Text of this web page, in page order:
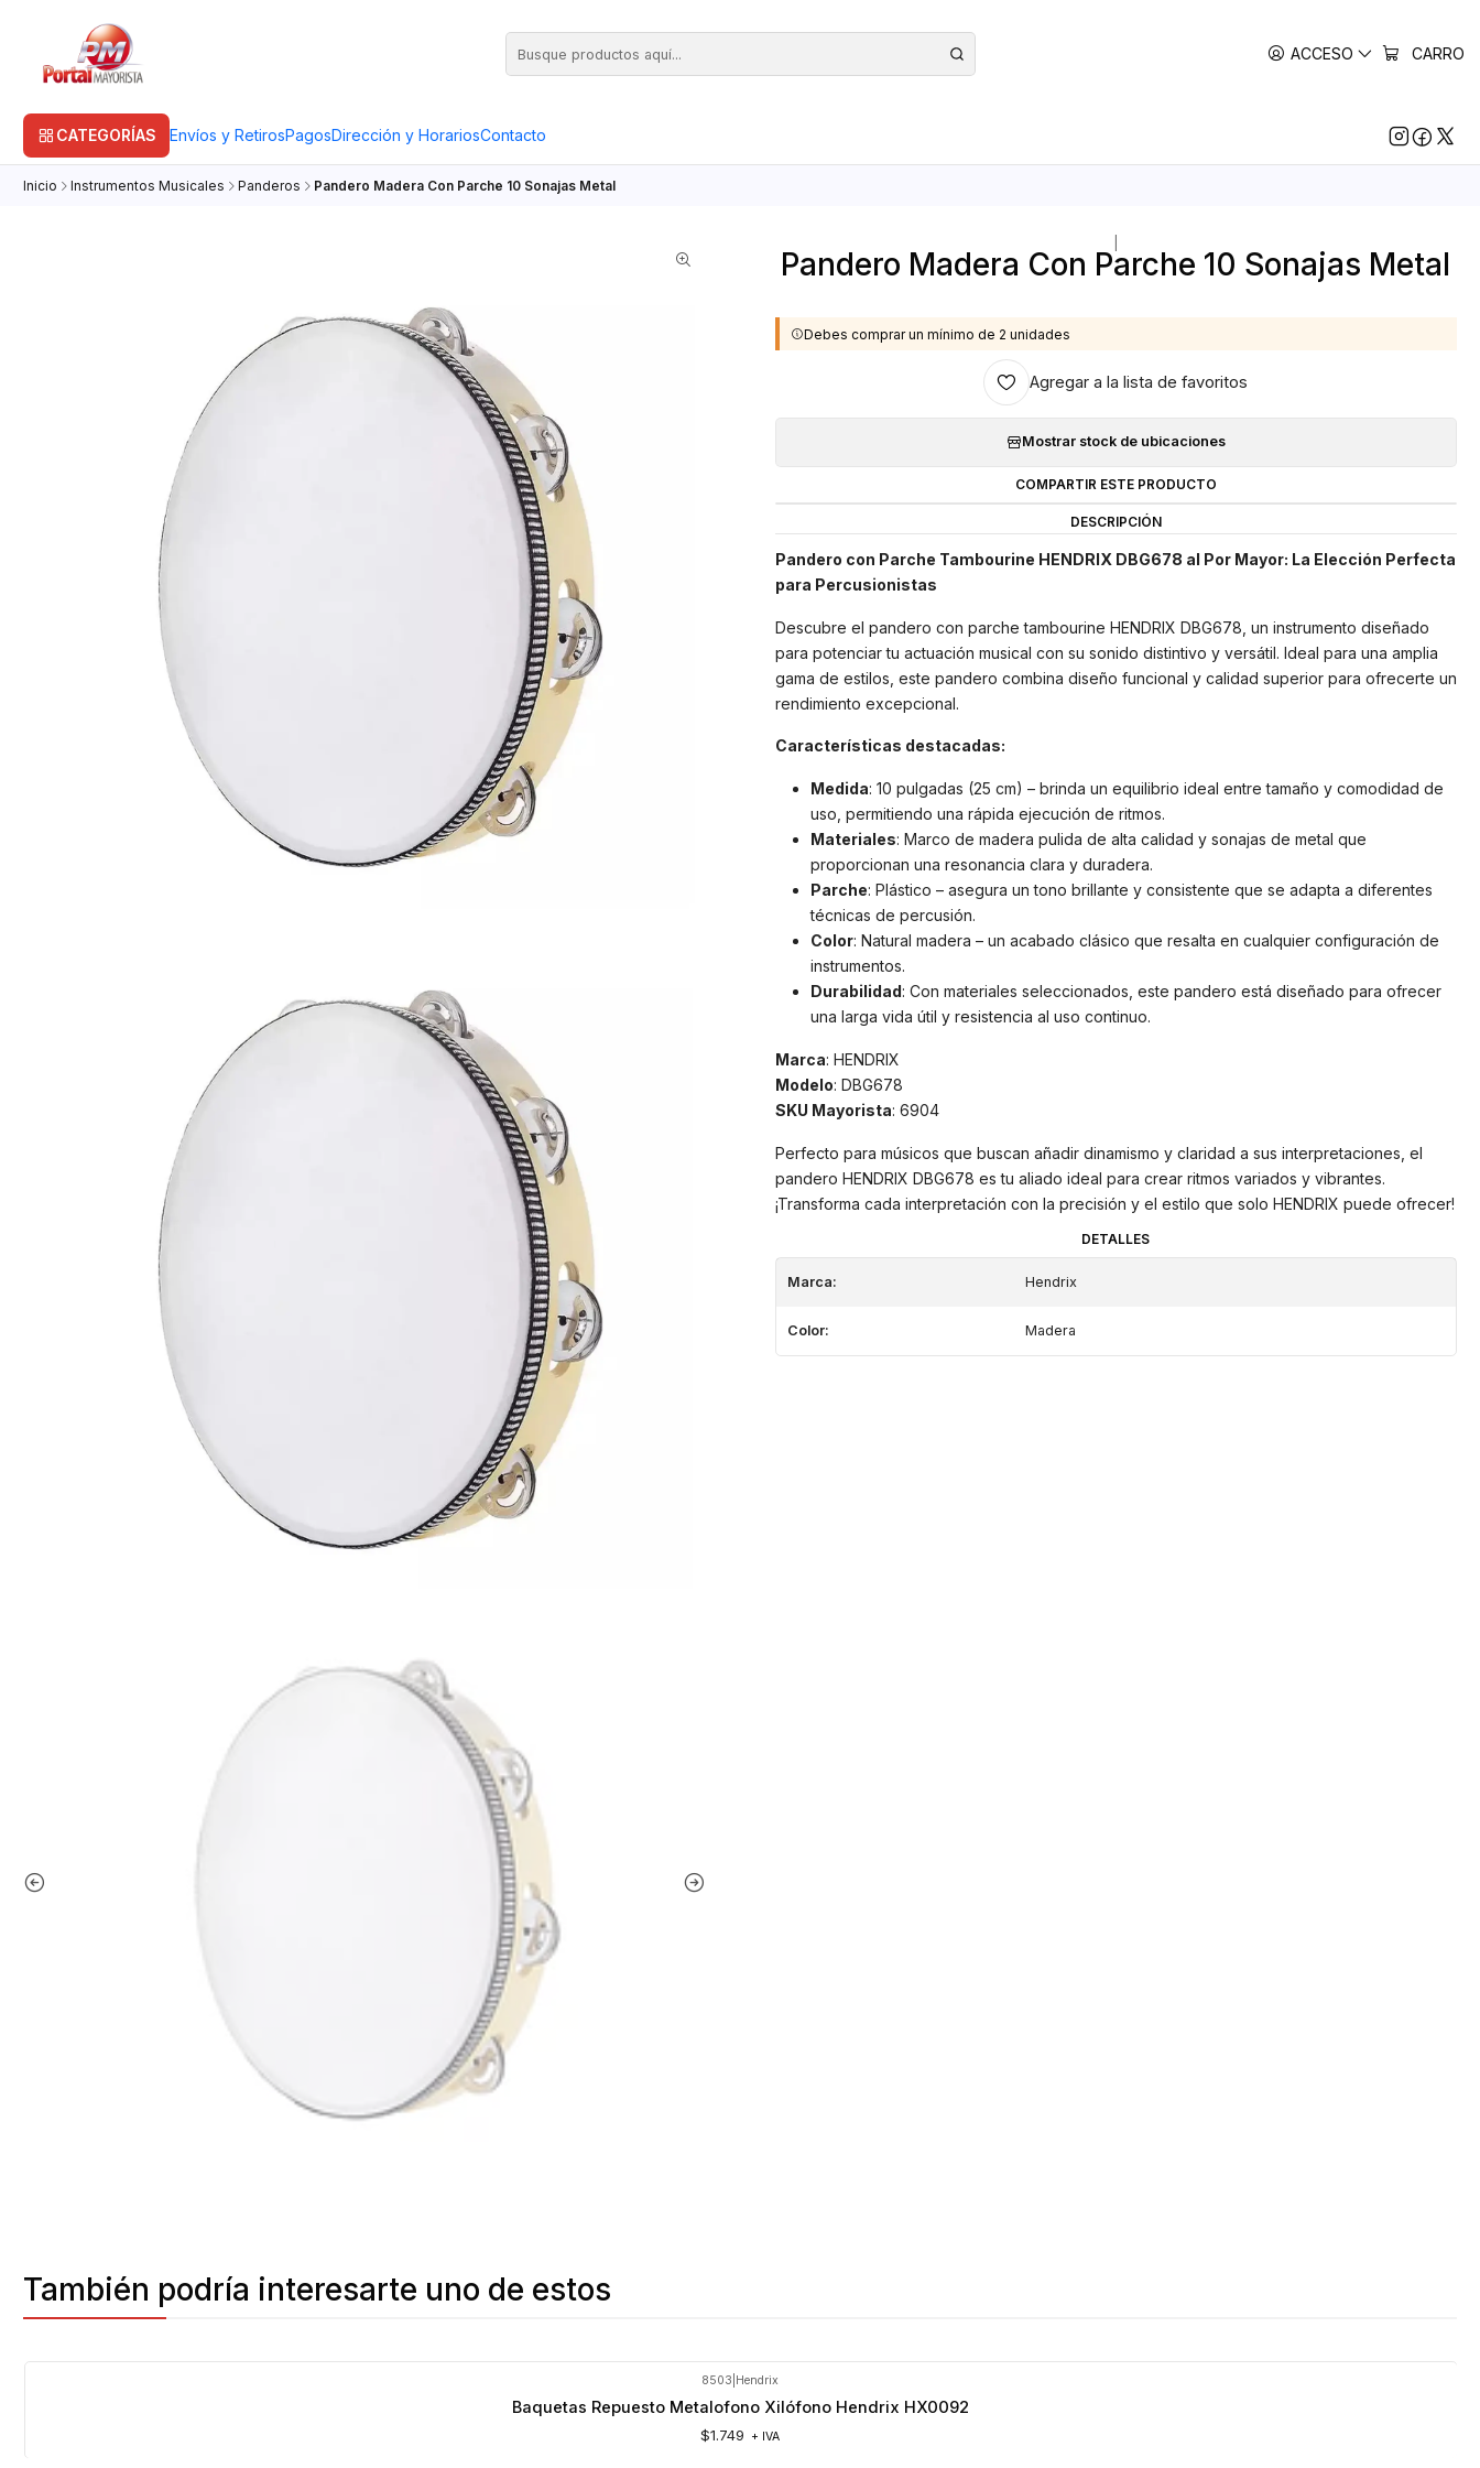
ACCESO CARRO
CATEGORÍAS Envíos y RetirosPagosDirección y HorariosContacto
Inicio Instrumentos Musicales Panderos Pandero Madera Con Parche 10 Sonajas Metal
Pandero Madera Con Parche 10 Sonajas Metal
Debes comprar un mínimo de 2 unidades
Agregar a la lista de favoritos
Mostrar stock de ubicaciones
COMPARTIR ESTE PRODUCTO
DESCRIPCIÓN
Pandero con Parche Tambourine HENDRIX DBG678 al Por Mayor: La Elección Perfecta
para Percusionistas
Descubre el pandero con parche tambourine HENDRIX DBG678, un instrumento diseñado
para potenciar tu actuación musical con su sonido distintivo y versátil. Ideal para una amplia
gama de estilos, este pandero combina diseño funcional y calidad superior para ofrecerte un
rendimiento excepcional.
Características destacadas:
Medida: 10 pulgadas (25 cm) – brinda un equilibrio ideal entre tamaño y comodidad de
uso, permitiendo una rápida ejecución de ritmos.
Materiales: Marco de madera pulida de alta calidad y sonajas de metal que
proporcionan una resonancia clara y duradera.
Parche: Plástico – asegura un tono brillante y consistente que se adapta a diferentes
técnicas de percusión.
Color: Natural madera – un acabado clásico que resalta en cualquier configuración de
instrumentos.
Durabilidad: Con materiales seleccionados, este pandero está diseñado para ofrecer
una larga vida útil y resistencia al uso continuo.
Marca: HENDRIX
Modelo: DBG678
SKU Mayorista: 6904
Perfecto para músicos que buscan añadir dinamismo y claridad a sus interpretaciones, el
pandero HENDRIX DBG678 es tu aliado ideal para crear ritmos variados y vibrantes.
¡Transforma cada interpretación con la precisión y el estilo que solo HENDRIX puede ofrecer!
DETALLES
Marca: Hendrix
Color: Madera
También podría interesarte uno de estos
8503 Hendrix
Baquetas Repuesto Metalofono Xilófono Hendrix HX0092
$1.749 + IVA